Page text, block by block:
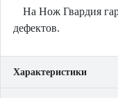
На Нож Гвардия
дефектов.
Характеристики